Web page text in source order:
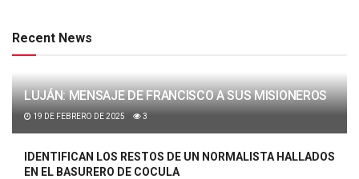
Recent News
LUJÁN: MENSAJE DE FRANCISCO A SUS MISIONEROS
19 DE FEBRERO DE 2025 3
IDENTIFICAN LOS RESTOS DE UN NORMALISTA HALLADOS
EN EL BASURERO DE COCULA